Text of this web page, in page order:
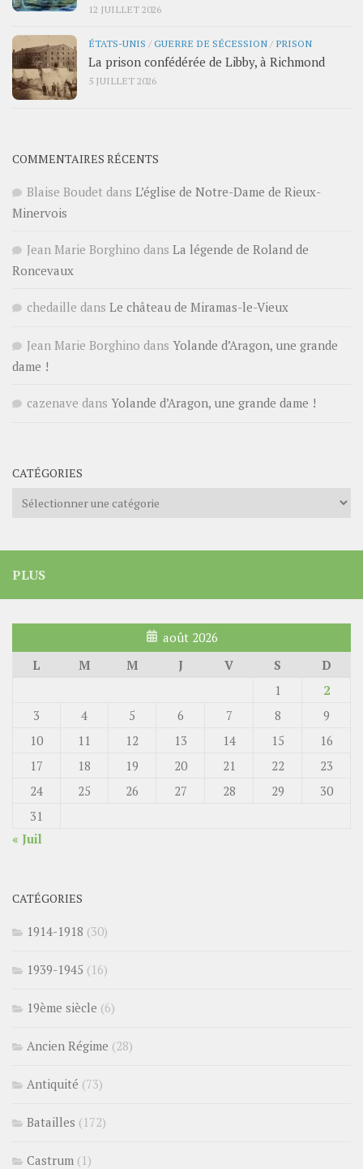
12 JUILLET 2026
ÉTATS-UNIS /GUERRE DE SÉCESSION / PRISON
La prison confédérée de Libby, à Richmond
5 JUILLET 2026
COMMENTAIRES RÉCENTS
Blaise Boudet dans L’église de Notre-Dame de Rieux-
Minervois
Jean Marie Borghino dans La légende de Roland de
Roncevaux
chedaille dans Le château de Miramas-le-Vieux
Jean Marie Borghino dans Yolande d’Aragon, une grande
dame !
cazenave dans Yolande d’Aragon, une grande dame !
CATÉGORIES
Catégories
PLUS
août 2026
L
M M J V S
D
1
2
3
4 5 6 7 8
9
10
11 12 13 14 15
16
17
18 19 20 21 22
23
24
25 26 27 28 29
30
31
« Juil
CATÉGORIES
1914-1918 (30)
1939-1945 (16)
19ème siècle (6)
Ancien Régime (28)
Antiquité (73)
Batailles (172)
Castrum (1)